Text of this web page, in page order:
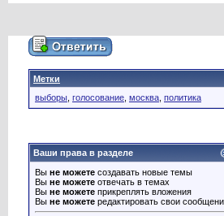
Метки
выборы голосование москва политика
Ваши права в разделе
Вы не можете создавать новые темы
Вы не можете отвечать в темах
Вы не можете прикреплять вложения
Вы не можете редактировать свои